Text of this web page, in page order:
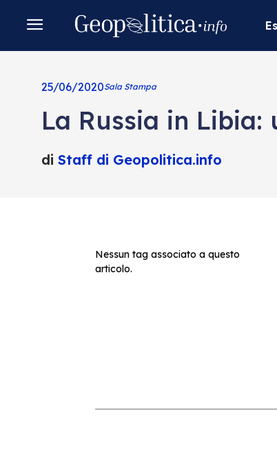
25/06/2020Sala Stampa
La Russia in
di Staff di Geopolitica.info
Nessun tag associato a questo
articolo.